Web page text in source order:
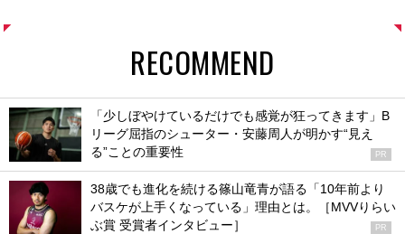
RECOMMEND
「少しぼやけているだけでも感覚が狂ってきます」B
リーグ屈指のシューター・安藤周人が明かす“見え
る”ことの重要性
PR
38歳でも進化を続ける篠山竜青が語る「10年前より
バスケが上手くなっている」理由とは。［MVVりらい
ぶ賞 受賞者インタビュー］
PR